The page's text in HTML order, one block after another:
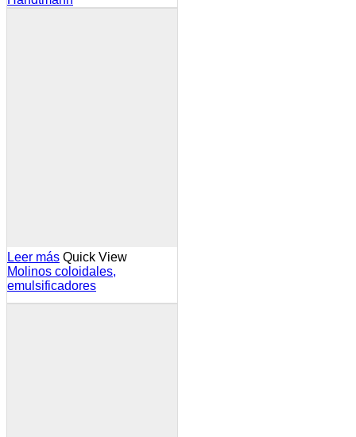
Leer más Quick View
Molinos coloidales,
emulsificadores